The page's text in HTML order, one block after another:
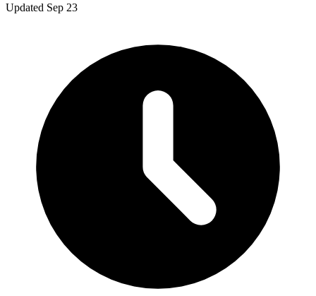
Updated Sep 23